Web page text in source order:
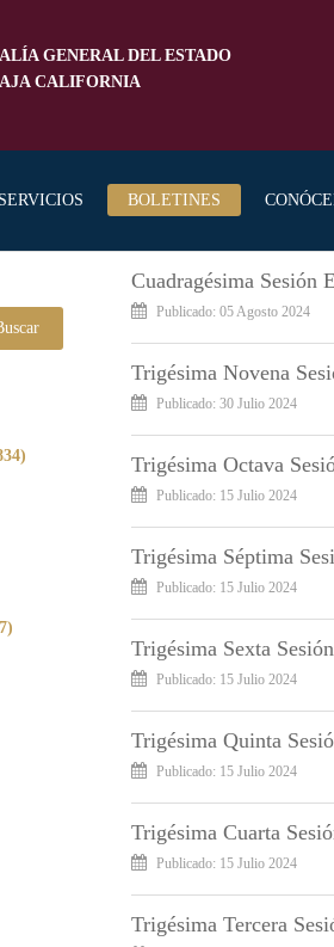
GENERAL DEL ESTADO
CALIFORNIA
SERVICIOS BOLETINES
Cuadragésima Sesión
Publicado: 05 Agosto 2024
Trigésima Novena
Publicado: 30 Julio 2024
Trigésima Octava
Publicado: 15 Julio 2024
Trigésima Séptima
Publicado: 15 Julio 2024
Trigésima Sexta
Publicado: 15 Julio 2024
Trigésima Quinta
Publicado: 15 Julio 2024
Trigésima Cuarta
Publicado: 15 Julio 2024
Trigésima Tercera